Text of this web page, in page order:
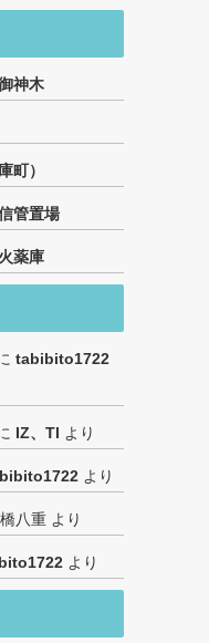
神木
町）
管置場
薬庫
tabibito1722
IZ、TI より
より
八重 より
より